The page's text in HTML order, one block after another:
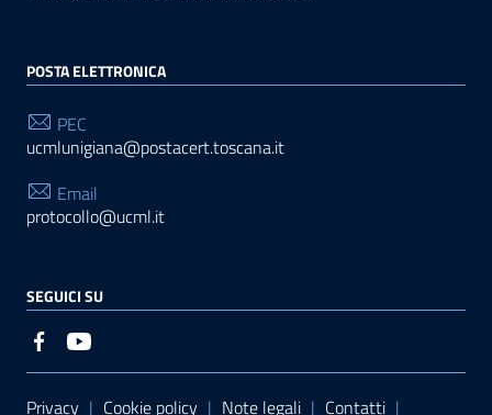
POSTA ELETTRONICA
PEC
ucmlunigiana@postacert.toscana.it
Email
protocollo@ucml.it
SEGUICI SU
Privacy | Cookie policy | Note legali | Contatti |